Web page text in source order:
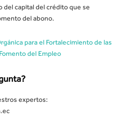
del capital del crédito que se
del abono.
para el Fortalecimiento de las
del Empleo
expertos: